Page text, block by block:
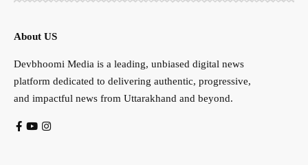
About US
Devbhoomi Media is a leading, unbiased digital news
platform dedicated to delivering authentic, progressive,
and impactful news from Uttarakhand and beyond.